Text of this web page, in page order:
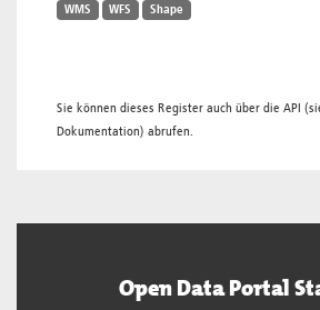
WMS WFS Shape
Sie können dieses Register auch über die API
Dokumentation) abrufen.
Open Data Portal